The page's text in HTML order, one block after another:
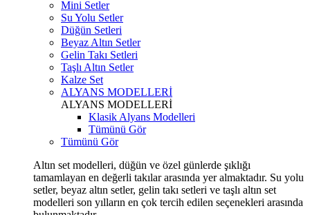
Mini Setler
Su Yolu Setler
Düğün Setleri
Beyaz Altın Setler
Gelin Takı Setleri
Taşlı Altın Setler
Kalze Set
ALYANS MODELLERİ
ALYANS MODELLERİ
Klasik Alyans Modelleri
Tümünü Gör
Tümünü Gör
Altın set modelleri, düğün ve özel günlerde şıklığı
tamamlayan en değerli takılar arasında yer almaktadır. Su yolu
setler, beyaz altın setler, gelin takı setleri ve taşlı altın set
modelleri son yılların en çok tercih edilen seçenekleri arasında